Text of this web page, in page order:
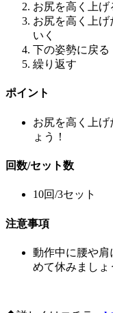
お尻を高く上げ
お尻を高く上
いく
下の姿勢に戻る
繰り返す
ポイント
お尻を高く上
ょう！
回数/セット数
10回/3セット
注意事項
動作中に腰や肩
めて休みましょ